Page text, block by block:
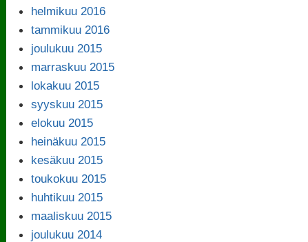
helmikuu 2016
tammikuu 2016
joulukuu 2015
marraskuu 2015
lokakuu 2015
syyskuu 2015
elokuu 2015
heinäkuu 2015
kesäkuu 2015
toukokuu 2015
huhtikuu 2015
maaliskuu 2015
joulukuu 2014